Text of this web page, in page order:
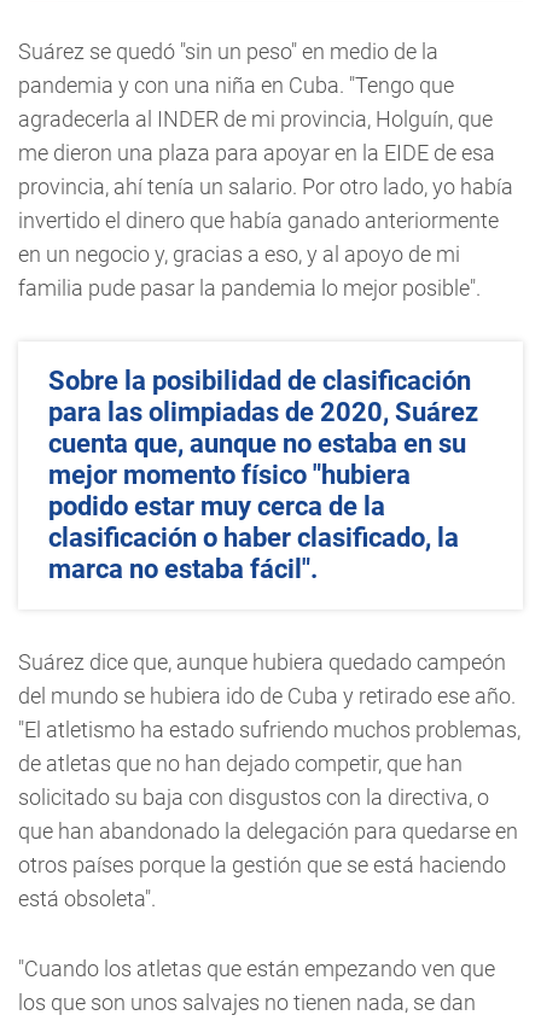
Suárez se quedó "sin un peso" en medio de la
pandemia y con una niña en Cuba. "Tengo que
agradecerla al INDER de mi provincia, Holguín, que
me dieron una plaza para apoyar en la EIDE de esa
provincia, ahí tenía un salario. Por otro lado, yo había
invertido el dinero que había ganado anteriormente
en un negocio y, gracias a eso, y al apoyo de mi
familia pude pasar la pandemia lo mejor posible".
Sobre la posibilidad de clasificación
para las olimpiadas de 2020, Suárez
cuenta que, aunque no estaba en su
mejor momento físico "hubiera
podido estar muy cerca de la
clasificación o haber clasificado, la
marca no estaba fácil".
Suárez dice que, aunque hubiera quedado campeón
del mundo se hubiera ido de Cuba y retirado ese año.
"El atletismo ha estado sufriendo muchos problemas,
de atletas que no han dejado competir, que han
solicitado su baja con disgustos con la directiva, o
que han abandonado la delegación para quedarse en
otros países porque la gestión que se está haciendo
está obsoleta".
"Cuando los atletas que están empezando ven que
los que son unos salvajes no tienen nada, se dan